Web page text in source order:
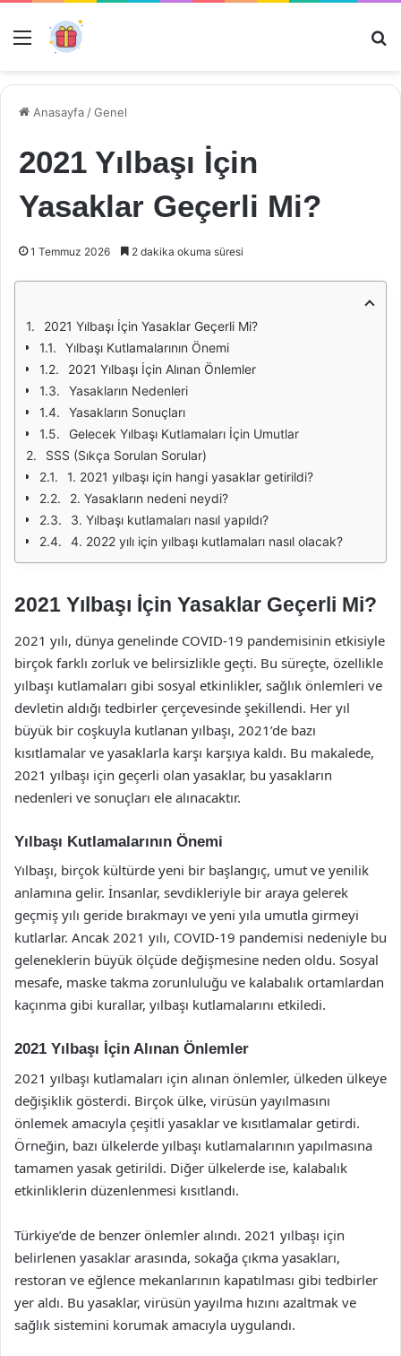
Menü
Anasayfa /Genel
2021 Yılbaşı İçin
Yasaklar Geçerli Mi?
1 Temmuz 2026 2 dakika okuma süresi
2021 Yılbaşı İçin Yasaklar Geçerli Mi?
Yılbaşı Kutlamalarının Önemi
2021 Yılbaşı İçin Alınan Önlemler
Yasakların Nedenleri
Yasakların Sonuçları
Gelecek Yılbaşı Kutlamaları İçin Umutlar
SSS (Sıkça Sorulan Sorular)
1. 2021 yılbaşı için hangi yasaklar getirildi?
2. Yasakların nedeni neydi?
3. Yılbaşı kutlamaları nasıl yapıldı?
4. 2022 yılı için yılbaşı kutlamaları nasıl olacak?
2021 Yılbaşı İçin Yasaklar Geçerli Mi?
2021 yılı, dünya genelinde COVID-19 pandemisinin etkisiyle
birçok farklı zorluk ve belirsizlikle geçti. Bu süreçte, özellikle
yılbaşı kutlamaları gibi sosyal etkinlikler, sağlık önlemleri ve
devletin aldığı tedbirler çerçevesinde şekillendi. Her yıl
büyük bir coşkuyla kutlanan yılbaşı, 2021’de bazı
kısıtlamalar ve yasaklarla karşı karşıya kaldı. Bu makalede,
2021 yılbaşı için geçerli olan yasaklar, bu yasakların
nedenleri ve sonuçları ele alınacaktır.
Yılbaşı Kutlamalarının Önemi
Yılbaşı, birçok kültürde yeni bir başlangıç, umut ve yenilik
anlamına gelir. İnsanlar, sevdikleriyle bir araya gelerek
geçmiş yılı geride bırakmayı ve yeni yıla umutla girmeyi
kutlarlar. Ancak 2021 yılı, COVID-19 pandemisi nedeniyle bu
geleneklerin büyük ölçüde değişmesine neden oldu. Sosyal
mesafe, maske takma zorunluluğu ve kalabalık ortamlardan
kaçınma gibi kurallar, yılbaşı kutlamalarını etkiledi.
2021 Yılbaşı İçin Alınan Önlemler
2021 yılbaşı kutlamaları için alınan önlemler, ülkeden ülkeye
değişiklik gösterdi. Birçok ülke, virüsün yayılmasını
önlemek amacıyla çeşitli yasaklar ve kısıtlamalar getirdi.
Örneğin, bazı ülkelerde yılbaşı kutlamalarının yapılmasına
tamamen yasak getirildi. Diğer ülkelerde ise, kalabalık
etkinliklerin düzenlenmesi kısıtlandı.
Türkiye’de de benzer önlemler alındı. 2021 yılbaşı için
belirlenen yasaklar arasında, sokağa çıkma yasakları,
restoran ve eğlence mekanlarının kapatılması gibi tedbirler
yer aldı. Bu yasaklar, virüsün yayılma hızını azaltmak ve
sağlık sistemini korumak amacıyla uygulandı.